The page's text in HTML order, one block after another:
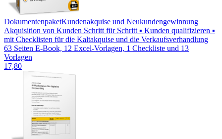
DokumentenpaketKundenakquise und Neukundengewinnung
Akquisition von Kunden Schritt für Schritt ▪ Kunden qualifizieren ▪
mit Checklisten für die Kaltakquise und die Verkaufsverhandlung
63 Seiten E-Book, 12 Excel-Vorlagen, 1 Checkliste und 13
Vorlagen
17,80